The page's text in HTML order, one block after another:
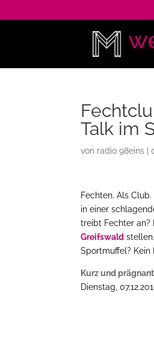
Talk im
von radio 98eins |
Fechten. Als
in einer
treibt Fechter an?
Greifswald
Sportmuffel?
Kurz und
Dienstag,